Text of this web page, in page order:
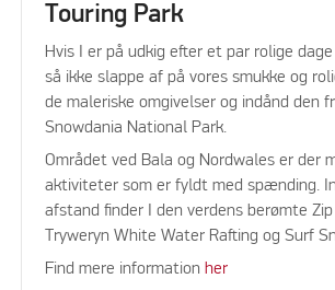
Touring Park
Hvis I er på udkig efter et par rolige
så ikke slappe af på vores smukke og
de maleriske omgivelser og indånd den
Snowdania National Park.
Området ved Bala og Nordwales er der
aktiviteter som er fyldt med spænding.
afstand finder I den verdens berømte
Tryweryn White Water Rafting og Surf
Find mere information her